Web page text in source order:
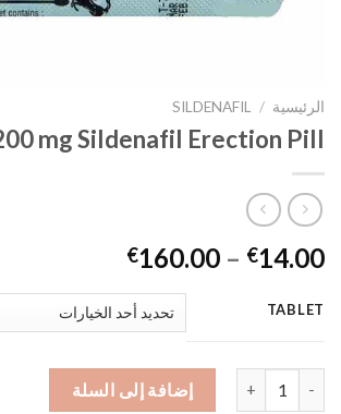
الرئيسية /
SILDENAFIL
mg Sildenafil Erection Pill
€14.00
–
€160.00
TABLET
إضافة إلى السلة